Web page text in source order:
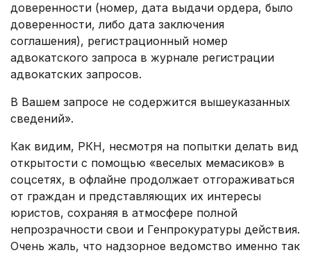
доверенности (номер, дата выдачи ордера, было
доверенности, либо дата заключения
соглашения), регистрационный номер
адвокатского запроса в журнале регистрации
адвокатских запросов.
В Вашем запросе не содержится вышеуказанных
сведений».
Как видим, РКН, несмотря на попытки делать вид
открытости с помощью «веселых мемасиков» в
соцсетях, в офлайне продолжает отгораживаться
от граждан и представляющих их интересы
юристов, сохраняя в атмосфере полной
непрозрачности свои и Генпрокуратуры действия.
Очень жаль, что надзорное ведомство именно так